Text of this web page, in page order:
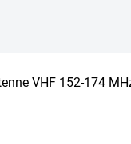
VHF 152-174